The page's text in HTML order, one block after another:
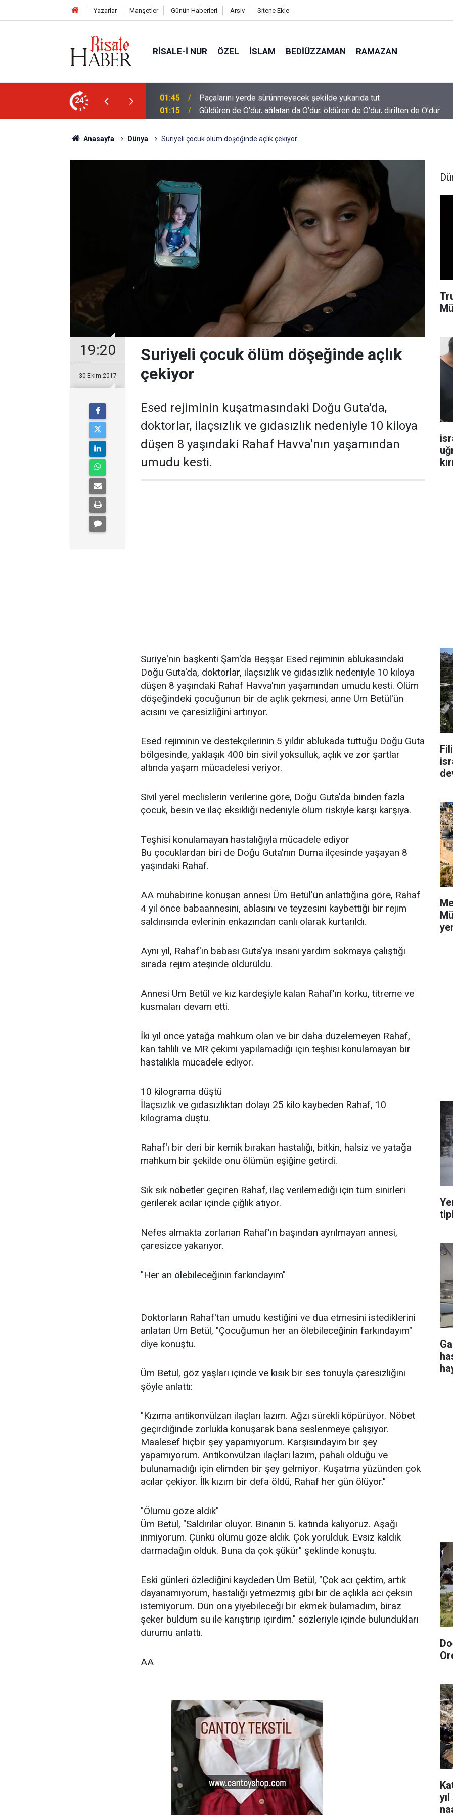
Yazarlar Manşetler Günün Haberleri Arşiv Sitene Ekle
RISALE-I NUR ÖZEL İSLAM BEDIÜZZAMAN RAMAZAN
24 01:15 Güldüren de O’dur, ağlatan da O’dur, öldüren de O’dur, dirilten de O’dur
Anasayfa Dünya Suriyeli çocuk ölüm döşeğinde açlık çekiyor
19:20
30 Ekim 2017
Suriyeli çocuk ölüm döşeğinde açlık
çekiyor
Esed rejiminin kuşatmasındaki Doğu Guta'da,
doktorlar, ilaçsızlık ve gıdasızlık nedeniyle 10 kiloya
düşen 8 yaşındaki Rahaf Havva'nın yaşamından
umudu kesti.
Suriye'nin başkenti Şam'da Beşşar Esed rejiminin ablukasındaki
Doğu Guta'da, doktorlar, ilaçsızlık ve gıdasızlık nedeniyle 10 kiloya
düşen 8 yaşındaki Rahaf Havva'nın yaşamından umudu kesti. Ölüm
döşeğindeki çocuğunun bir de açlık çekmesi, anne Üm Betül'ün
acısını ve çaresizliğini artırıyor.
Esed rejiminin ve destekçilerinin 5 yıldır ablukada tuttuğu Doğu Guta
bölgesinde, yaklaşık 400 bin sivil yoksulluk, açlık ve zor şartlar
altında yaşam mücadelesi veriyor.
Sivil yerel meclislerin verilerine göre, Doğu Guta'da binden fazla
çocuk, besin ve ilaç eksikliği nedeniyle ölüm riskiyle karşı karşıya.
Teşhisi konulamayan hastalığıyla mücadele ediyor
Bu çocuklardan biri de Doğu Guta'nın Duma ilçesinde yaşayan 8
yaşındaki Rahaf.
AA muhabirine konuşan annesi Üm Betül'ün anlattığına göre, Rahaf
4 yıl önce babaannesini, ablasını ve teyzesini kaybettiği bir rejim
saldırısında evlerinin enkazından canlı olarak kurtarıldı.
Aynı yıl, Rahaf'ın babası Guta'ya insani yardım sokmaya çalıştığı
sırada rejim ateşinde öldürüldü.
Annesi Üm Betül ve kız kardeşiyle kalan Rahaf'ın korku, titreme ve
kusmaları devam etti.
İki yıl önce yatağa mahkum olan ve bir daha düzelemeyen Rahaf,
kan tahlili ve MR çekimi yapılamadığı için teşhisi konulamayan bir
hastalıkla mücadele ediyor.
10 kilograma düştü
İlaçsızlık ve gıdasızlıktan dolayı 25 kilo kaybeden Rahaf, 10
kilograma düştü.
Rahaf'ı bir deri bir kemik bırakan hastalığı, bitkin, halsiz ve yatağa
mahkum bir şekilde onu ölümün eşiğine getirdi.
Sık sık nöbetler geçiren Rahaf, ilaç verilemediği için tüm sinirleri
gerilerek acılar içinde çığlık atıyor.
Nefes almakta zorlanan Rahaf'ın başından ayrılmayan annesi,
çaresizce yakarıyor.
"Her an ölebileceğinin farkındayım"
Doktorların Rahaf'tan umudu kestiğini ve dua etmesini istediklerini
anlatan Üm Betül, "Çocuğumun her an ölebileceğinin farkındayım"
diye konuştu.
Üm Betül, göz yaşları içinde ve kısık bir ses tonuyla çaresizliğini
şöyle anlattı:
"Kızıma antikonvülzan ilaçları lazım. Ağzı sürekli köpürüyor. Nöbet
geçirdiğinde zorlukla konuşarak bana seslenmeye çalışıyor.
Maalesef hiçbir şey yapamıyorum. Karşısındayım bir şey
yapamıyorum. Antikonvülzan ilaçları lazım, pahalı olduğu ve
bulunamadığı için elimden bir şey gelmiyor. Kuşatma yüzünden çok
acılar çekiyor. İlk kızım bir defa öldü, Rahaf her gün ölüyor."
"Ölümü göze aldık"
Üm Betül, "Saldırılar oluyor. Binanın 5. katında kalıyoruz. Aşağı
inmiyorum. Çünkü ölümü göze aldık. Çok yorulduk. Evsiz kaldık
darmadağın olduk. Buna da çok şükür" şeklinde konuştu.
Eski günleri özlediğini kaydeden Üm Betül, "Çok acı çektim, artık
dayanamıyorum, hastalığı yetmezmiş gibi bir de açlıkla acı çeksin
istemiyorum. Dün ona yiyebileceği bir ekmek bulamadım, biraz
şeker buldum su ile karıştırıp içirdim." sözleriyle içinde bulundukları
durumu anlattı.
AA